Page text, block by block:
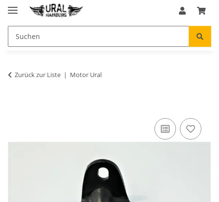
Zurück zur Liste Motor Ural